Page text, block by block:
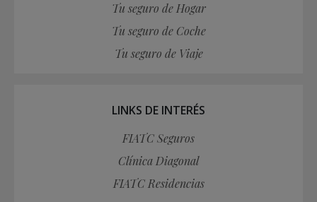
Tu seguro de Hogar
Tu seguro de Coche
Tu seguro de Viaje
LINKS DE INTERÉS
FIATC Seguros
Clínica Diagonal
FIATC Residencias